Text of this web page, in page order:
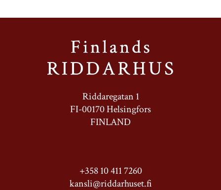
Riddaregatan 1
FI-00170 Helsingfors
FINLAND
+358 10 411 7260
kansli@riddarhuset.fi